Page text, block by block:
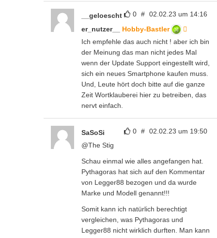
0 # 02.02.23 um 14:16
__geloescht
er_nutzer__ Hobby-Bastler
Ich empfehle das auch nicht ! aber ich bin
der Meinung das man nicht jedes Mal
wenn der Update Support eingestellt wird,
sich ein neues Smartphone kaufen muss.
Und, Leute hört doch bitte auf die ganze
Zeit Wortklauberei hier zu betreiben, das
nervt einfach.
0 # 02.02.23 um 19:50
SaSoSi
@The Stig
Schau einmal wie alles angefangen hat.
Pythagoras hat sich auf den Kommentar
von Legger88 bezogen und da wurde
Marke und Modell genannt!!!
Somit kann ich natürlich berechtigt
vergleichen, was Pythagoras und
Legger88 nicht wirklich durften. Man kann